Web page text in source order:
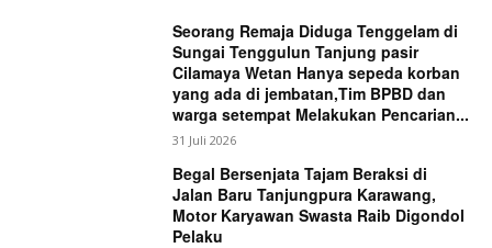
Seorang Remaja Diduga Tenggelam di
Sungai Tenggulun Tanjung pasir
Cilamaya Wetan Hanya sepeda korban
yang ada di jembatan,Tim BPBD dan
warga setempat Melakukan Pencarian...
31 Juli 2026
Begal Bersenjata Tajam Beraksi di
Jalan Baru Tanjungpura Karawang,
Motor Karyawan Swasta Raib Digondol
Pelaku